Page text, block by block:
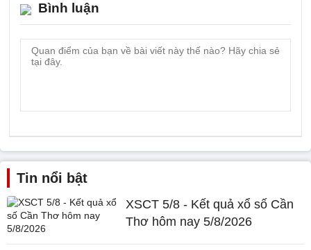
Bình luận
Tin nổi bật
XSCT 5/8 - Kết quả xổ số Cần
Thơ hôm nay 5/8/2026